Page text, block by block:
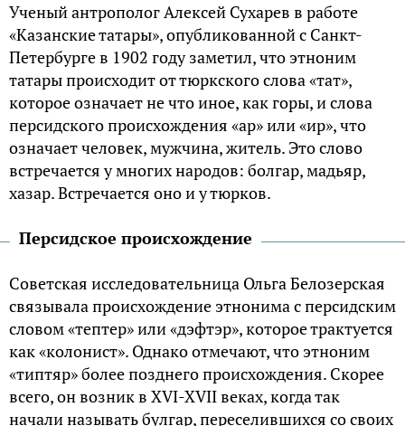
Ученый антрополог Алексей Сухарев в работе
«Казанские татары», опубликованной с Санкт-
Петербурге в 1902 году заметил, что этноним
татары происходит от тюркского слова «тат»,
которое означает не что иное, как горы, и слова
персидского происхождения «ар» или «ир», что
означает человек, мужчина, житель. Это слово
встречается у многих народов: болгар, мадьяр,
хазар. Встречается оно и у тюрков.
Персидское происхождение
Советская исследовательница Ольга Белозерская
связывала происхождение этнонима с персидским
словом «тептер» или «дэфтэр», которое трактуется
как «колонист». Однако отмечают, что этноним
«типтяр» более позднего происхождения. Скорее
всего, он возник в XVI-XVII веках, когда так
начали называть булгар, переселившихся со своих